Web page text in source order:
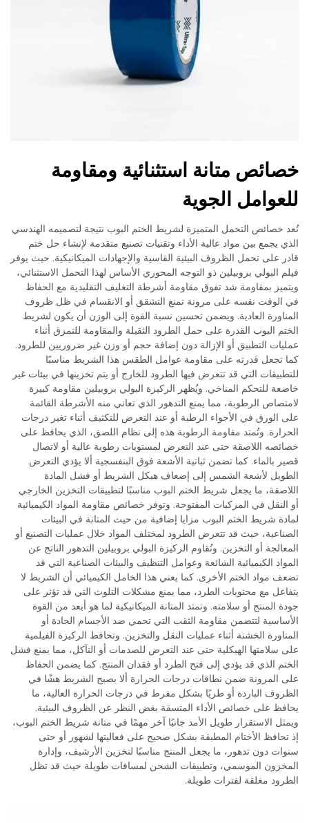
خصائص متانة استثنائية ومقاومة
للعوامل الجوية
تُعد خصائص التحمل المتميزة لشريط الختم البوب نتيجة لتصميمه الهندسي
الذي يجمع بين مواد عالية الأداء وتقنيات تصنيع متقدمة لإنشاء حل ختم
قادر على تحمل الظروف البيئية القاسية والإجهادات الميكانيكية. حيث يوفر
فيلم البولي بروبيلين ذو التوجه المحوري الأساس لهذا التحمل الاستثنائي،
ويتميز بمقاومة شد تفوق مقاومة أشرطة التغليف التقليدية مع الحفاظ
في الوقت نفسه على مرونة تمنع التشقق أو الانقسام في ظل ظروف
المناورة العادية. ويضمن تحسين نسبة القوة إلى الوزن أن يكون لشريط
الختم البوب القدرة على حمل الطرود الثقيلة والمقاومة للتمزق أثناء
عمليات التطبيق أو الإزالة دون إضافة حجم أو وزن غير ضروريين للطرود.
كما تجعل قدرته على مقاومة عوامل الطقس هذا الشريط مناسبًا
للتطبيقات التي قد تتعرض فيها الطرود للخارج أو يتم تخزينها في بيئات غير
خاضعة للتحكم المناخي. ويُظهر الركيزة البولي بروبيلين مقاومة كبيرة
لامتصاص الرطوبة، مما يمنع التدهور الذي تعاني منه الأشرطة القائمة
على الورق في الأجواء الرطبة أو عند التعرض للتكثيف أثناء تغير درجات
الحرارة. وتُمتد مقاومة الرطوبة هذه إلى نظام اللصق، الذي يحافظ على
خصائصه اللاصقة حتى عند التعرض لمستويات رطوبة عالية أو لاتصال
قصير بالماء. كما تضمن ثباتية الأشعة فوق البنفسجية ألا يؤدي التعرض
الطويل لأشعة الشمس إلى إضعاف هيكل الشريط أو فشل المادة
اللاصقة، ما يجعل شريط الختم البوب مناسبًا لتطبيقات التخزين الخارجي
أو النقل في المركبات المفتوحة. وتوفر خصائص مقاومة المواد الكيميائية
لمادة شريط الختم البوب مزايا إضافية من حيث المتانة في البيئات
الصناعية، حيث قد تتعرض الطرود لمختلف المواد خلال عمليات التصنيع أو
المعالجة أو التخزين. وتُقاوم الركيزة البولي بروبيلين التدهور الناتج عن
المواد الكيميائية الشائعة وعوامل التنظيف والبيئات الصناعية التي قد
تضعف مواد الختم الأخرى. كما يعني هذا الخامل الكيميائي أن الشريط لا
يتفاعل مع محتويات الطرد، مما يمنع مشكلات التلوث التي قد تؤثر على
جودة المنتج أو سلامته. وتمتد المتانة الميكانيكية لما هو أبعد من القوة
الأساسية لتتضمن مقاومة الثقب التي تحمي ضد الأجسام الحادة أو
المناورة الخشنة أثناء عمليات النقل والتخزين. وتحافظ الركيزة الفيلمية
على سلامتها الهيكلية حتى عند التعرض للصدمات أو التآكل، مما يمنع فشل
الختم الذي قد يؤدي إلى فتح الطرد أو فقدان المنتج. كما يضمن الحفاظ
على المرونة ضمن نطاقات درجات الحرارة ألا يصبح الشريط هشًا في
الظروف الباردة أو طريًا بشكل مفرط في درجات الحرارة العالية، ما
يحافظ على خصائص الأداء المتسقة بغض النظر عن الظروف البيئية.
ويمثل الاستقرار طويل الأمد جانبًا آخر مهمًا في متانة شريط الختم البوب،
إذ تحافظ الأختام المطبقة بشكل صحيح على فعاليتها لشهور أو حتى
سنوات دون تدهور، ما يجعل المنتج مناسبًا لتخزين الأرشيف، وإدارة
المخزون الموسمي، وتطبيقات الشحن لمسافات طويلة حيث قد تظل
الطرود مغلقة لفترات طويلة.